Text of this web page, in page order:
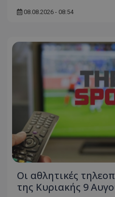
08.08.2026 - 08:54
Οι αθλητικές
της Κυριακής 9